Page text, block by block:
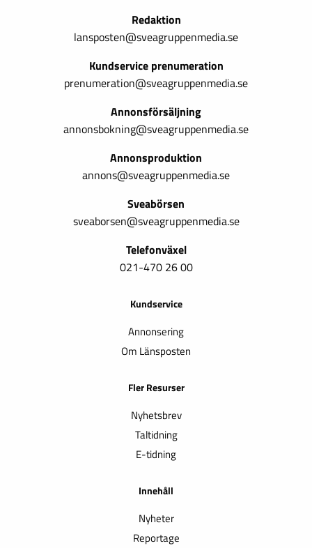
Redaktion
lansposten@sveagruppenmedia.se
Kundservice prenumeration
prenumeration@sveagruppenmedia.se
Annonsförsäljning
annonsbokning@sveagruppenmedia.se
Annonsproduktion
annons@sveagruppenmedia.se
Sveabörsen
sveaborsen@sveagruppenmedia.se
Telefonväxel
021-470 26 00
Kundservice
Annonsering
Om Länsposten
Fler Resurser
Nyhetsbrev
Taltidning
E-tidning
Innehåll
Nyheter
Reportage